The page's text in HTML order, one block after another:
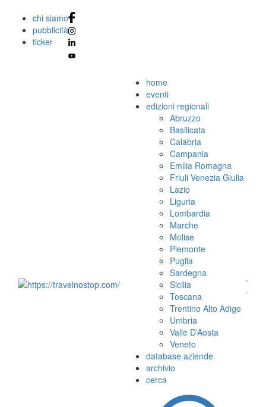
chi siamo
pubblicità
ticker
home
eventi
edizioni regionali
Abruzzo
Basilicata
Calabria
Campania
Emilia Romagna
Friuli Venezia Giulia
Lazio
Liguria
Lombardia
Marche
Molise
Piemonte
Puglia
Sardegna
Sicilia
Toscana
Trentino Alto Adige
Umbria
Valle D’Aosta
Veneto
database aziende
archivio
cerca